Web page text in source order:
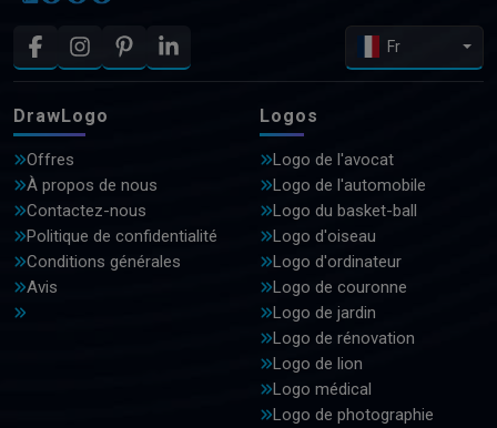
Fr
DrawLogo
Offres
À propos de nous
Contactez-nous
Politique de confidentialité
Conditions générales
Avis
Logos
Logo de l'avocat
Logo de l'automobile
Logo du basket-ball
Logo d'oiseau
Logo d'ordinateur
Logo de couronne
Logo de jardin
Logo de rénovation
Logo de lion
Logo médical
Logo de photographie